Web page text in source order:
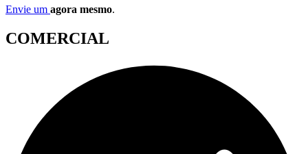
Envie um agora mesmo.
COMERCIAL